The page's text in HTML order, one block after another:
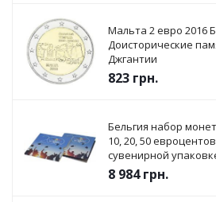
Мальта 2 евро 2016
Доисторические
Джгантии
823 грн.
Бельгия набор
10, 20, 50
сувенирной
8 984грн.